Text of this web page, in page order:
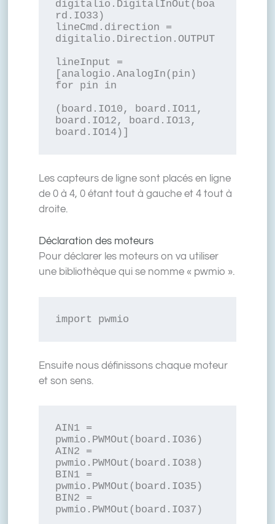
digitalio.DigitalInOut(boa
rd.IO33)
lineCmd.direction =
digitalio.Direction.OUTPUT
lineInput =
[analogio.AnalogIn(pin)
for pin in
(board.IO10, board.IO11,
board.IO12, board.IO13,
board.IO14)]
Les capteurs de ligne sont placés en ligne
de 0 à 4, 0 étant tout à gauche et 4 tout à
droite.
Déclaration des moteurs
Pour déclarer les moteurs on va utiliser
une bibliothèque qui se nomme « pwmio ».
import pwmio
Ensuite nous définissons chaque moteur
et son sens.
AIN1 =
pwmio.PWMOut(board.IO36)
AIN2 =
pwmio.PWMOut(board.IO38)
BIN1 =
pwmio.PWMOut(board.IO35)
BIN2 =
pwmio.PWMOut(board.IO37)